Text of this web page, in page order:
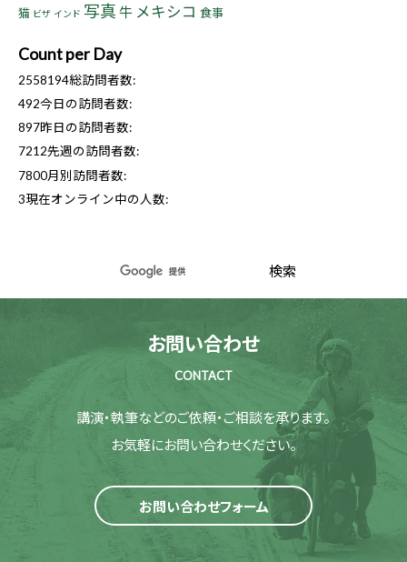
猫 ビザ インド 写真 牛 メキシコ 食事
Count per Day
2558194総訪問者数:
492今日の訪問者数:
897昨日の訪問者数:
7212先週の訪問者数:
7800月別訪問者数:
3現在オンライン中の人数:
お問い合わせ
CONTACT
講演・執筆などのご依頼・ご相談を承ります。
お気軽にお問い合わせください。
お問い合わせフォーム